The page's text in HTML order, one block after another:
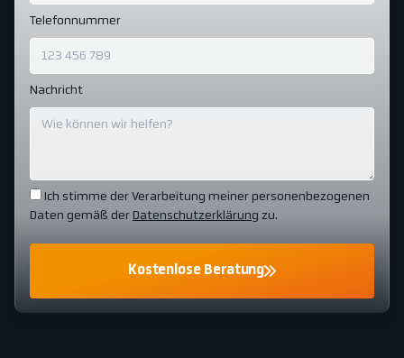
Telefonnummer
Nachricht
Ich stimme der Verarbeitung meiner personenbezogenen
Daten gemäß der Datenschutzerklärung zu.
Kostenlose Beratung